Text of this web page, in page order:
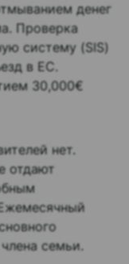
денег
Проверка
систему (SIS)
в ЕС.
30,000€
нет.
отдают
семьи.